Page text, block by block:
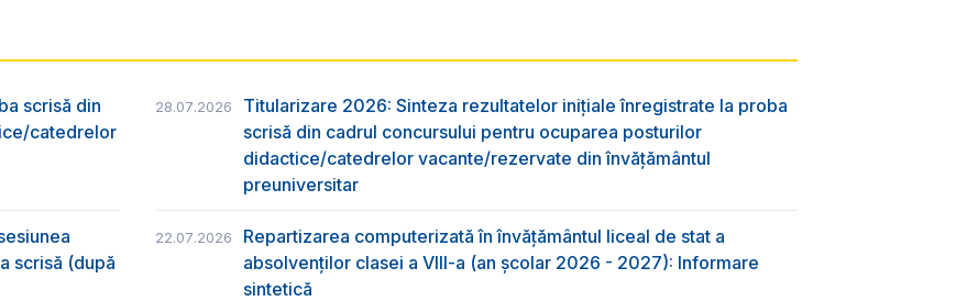
scrisă din
catedrelor
28.07.2026
Titularizare 2026: Sinteza rezultatelor inițiale înregistrate la proba
scrisă din cadrul concursului pentru ocuparea posturilor
didactice/catedrelor vacante/rezervate din învăţământul
preuniversitar
scrisă (după
22.07.2026
Repartizarea computerizată în învăţământul liceal de stat a
absolvenţilor clasei a VIII-a (an școlar 2026 - 2027): Informare
sintetică